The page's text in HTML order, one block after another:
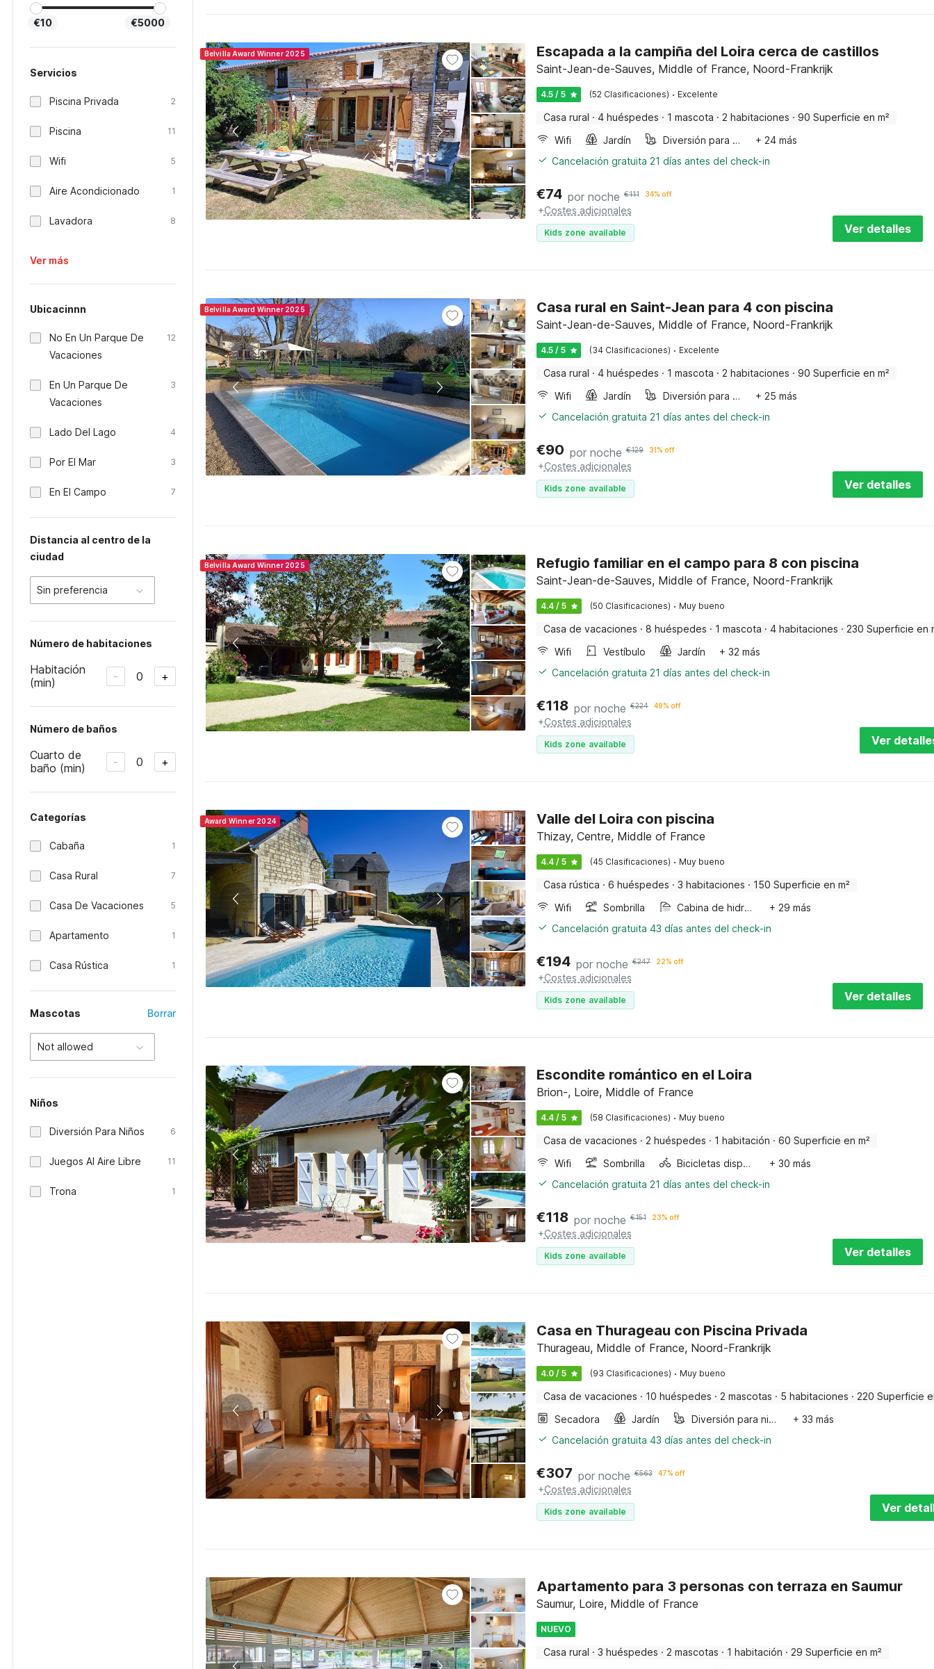
€10 €5000
Servicios
Piscina Privada 2
Piscina 11
Wifi 5
Aire Acondicionado 1
Lavadora 8
Ver más
Ubicacinnn
No En Un Parque De
Vacaciones
12
En Un Parque De
Vacaciones
3
Lado Del Lago 4
Por El Mar 3
En El Campo 7
Distancia al centro de la
ciudad
Sin preferencia
Número de habitaciones
Habitación
(min)
- 0 +
Número de baños
Cuarto de
baño (min)
- 0 +
Categorías
Cabaña 1
Casa Rural 7
Casa De Vacaciones 5
Apartamento 1
Casa Rústica 1
Mascotas Borrar
Not allowed
Niños
Diversión Para Niños 6
Juegos Al Aire Libre 11
Trona 1
Belvilla Award Winner 2025 Escapada a la campiña del Loira cerca de castillos
Saint-Jean-de-Sauves, Middle of France, Noord-Frankrijk
4.5 / 5 (52 Clasificaciones) · Excelente
Casa rural · 4 huéspedes · 1 mascota · 2 habitaciones · 90 Superficie en m²
Wifi
Jardín Diversión para niños
+ 24 más
Cancelación gratuita 21 días antes del check-in
€74 por noche €111 34% off
+Costes adicionales
Kids zone available Ver detalles
Belvilla Award Winner 2025 Casa rural en Saint-Jean para 4 con piscina
Saint-Jean-de-Sauves, Middle of France, Noord-Frankrijk
4.5 / 5 (34 Clasificaciones) · Excelente
Casa rural · 4 huéspedes · 1 mascota · 2 habitaciones · 90 Superficie en m²
Wifi
Jardín Diversión para niños
+ 25 más
Cancelación gratuita 21 días antes del check-in
€90 por noche €129 31% off
+Costes adicionales
Kids zone available Ver detalles
Belvilla Award Winner 2025 Refugio familiar en el campo para 8 con piscina
Saint-Jean-de-Sauves, Middle of France, Noord-Frankrijk
4.4 / 5 (50 Clasificaciones) · Muy bueno
Casa de vacaciones · 8 huéspedes · 1 mascota · 4 habitaciones · 230 Superficie en
Wifi
Vestíbulo Jardín
+ 32 más
Cancelación gratuita 21 días antes del check-in
€118 por noche €224 49% off
+Costes adicionales
Kids zone available Ver
Award Winner 2024 Valle del Loira con piscina
Thizay, Centre, Middle of France
4.4 / 5 (45 Clasificaciones) · Muy bueno
Casa rústica · 6 huéspedes · 3 habitaciones · 150 Superficie en m²
Wifi
Sombrilla Cabina de hidromasaje
+ 29 más
Cancelación gratuita 43 días antes del check-in
€194 por noche €247 22% off
+Costes adicionales
Kids zone available Ver detalles
Escondite romántico en el Loira
Brion-, Loire, Middle of France
4.4 / 5 (58 Clasificaciones) · Muy bueno
Casa de vacaciones · 2 huéspedes · 1 habitación · 60 Superficie en m²
Wifi
Sombrilla Bicicletas disponibles
+ 30 más
Cancelación gratuita 21 días antes del check-in
€118 por noche €151 23% off
+Costes adicionales
Kids zone available Ver detalles
Casa en Thurageau con Piscina Privada
Thurageau, Middle of France, Noord-Frankrijk
4.0 / 5 (93 Clasificaciones) · Muy bueno
Casa de vacaciones · 10 huéspedes · 2 mascotas · 5 habitaciones · 220 Superficie
Secadora
Jardín Diversión para niños
+ 33 más
Cancelación gratuita 43 días antes del check-in
€307 por noche €563 47% off
+Costes adicionales
Kids zone available Ver
Apartamento para 3 personas con terraza en Saumur
Saumur, Loire, Middle of France
NUEVO
Casa rural · 3 huéspedes · 2 mascotas · 1 habitación · 29 Superficie en m²